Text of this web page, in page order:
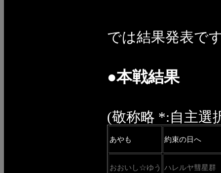
では結果発表で
●本戦結果
(敬称略 *:自主選
あやも 約束の日へ
おおいし☆ゆう ハレルヤ彗星群